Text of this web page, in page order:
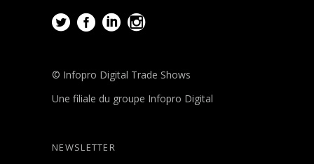
© Infopro Digital Trade Shows
Une filiale du groupe Infopro Digital
NEWSLETTER